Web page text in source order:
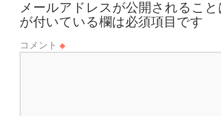
メールアドレスが公開されるこ
が付いている欄は必須項目です
コメント ※